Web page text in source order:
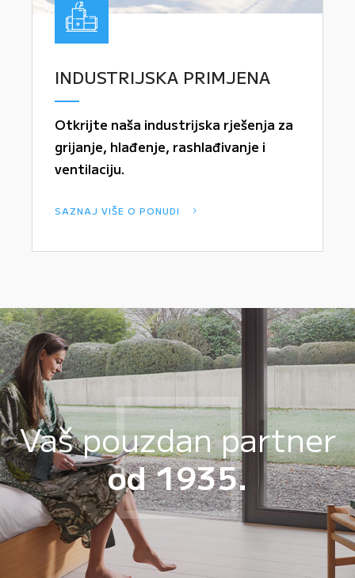
INDUSTRIJSKA PRIMJENA
Otkrijte naša industrijska rješenja za
grijanje, hlađenje, rashlađivanje i
ventilaciju.
SAZNAJ VIŠE O PONUDI
Vaš pouzdan partner
od 1935.